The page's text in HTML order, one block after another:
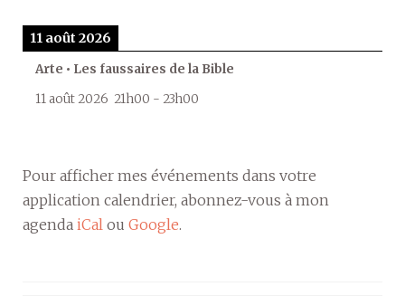
11 août 2026
Arte • Les faussaires de la Bible
11 août 2026 21h00 - 23h00
Pour afficher mes événements dans votre
application calendrier, abonnez-vous à mon
agenda iCal ou Google.